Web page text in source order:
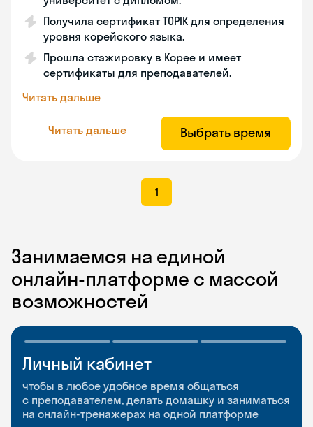
Получила сертификат TOPIK для определения
уровня корейского языка.
Прошла стажировку в Корее и имеет
сертификаты для преподавателей.
Читать дальше
Читать дальше Выбрать время
1
Занимаемся на единой
онлайн-платформе с массой
возможностей
Личный кабинет
чтобы в любое удобное время общаться
с преподавателем, делать домашку и заниматься
на онлайн-тренажерах на одной платформе
Мобильное
приложение
чтобы заниматься и изучать новые слова где
и когда удобно
Разговорные клубы
и Talks
Групповые занятия для разговорной практики
и индивидуальные встречи с преподавателями